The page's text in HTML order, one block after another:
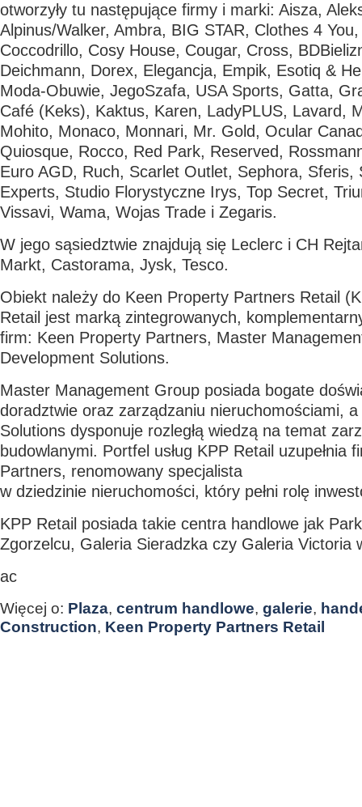
otworzyły tu następujące firmy i marki: Aisza,
Alpinus/Walker, Ambra, BIG STAR, Clothes 4
Coccodrillo, Cosy House, Cougar, Cross,
Deichmann, Dorex, Elegancja, Empik, Esotiq &
Moda-Obuwie, JegoSzafa, USA Sports, Gatta,
Café (Keks), Kaktus, Karen, LadyPLUS, Lavard,
Mohito, Monaco, Monnari, Mr. Gold, Ocular
Quiosque, Rocco, Red Park, Reserved,
Euro AGD, Ruch, Scarlet Outlet, Sephora, Sferis,
Experts, Studio Florystyczne Irys, Top Secret,
Vissavi, Wama, Wojas Trade i Zegaris.
W jego sąsiedztwie znajdują się Leclerc i CH
Markt, Castorama, Jysk, Tesco.
Obiekt należy do Keen Property Partners Retail
Retail jest marką zintegrowanych,
firm: Keen Property Partners, Master
Development Solutions.
Master Management Group posiada bogate
doradztwie oraz zarządzaniu nieruchomościami,
Solutions dysponuje rozległą wiedzą na temat
budowlanymi. Portfel usług KPP Retail uzupełnia
Partners, renomowany specjalista
w dziedzinie nieruchomości, który pełni rolę
KPP Retail posiada takie centra handlowe jak
Zgorzelcu, Galeria Sieradzka czy Galeria Victoria
ac
Więcej o: Plaza, centrum handlowe, galerie,
Construction, Keen Property Partners Retail